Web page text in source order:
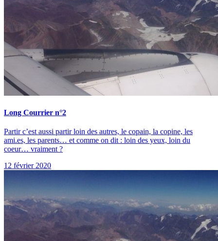
Long Courrier n°2
Partir c’est aussi partir loin des autres, le copain, la copine, les
ami.es, les parents… et comme on dit : loin des yeux, loin du
coeur… vraiment ?
12 février 2020